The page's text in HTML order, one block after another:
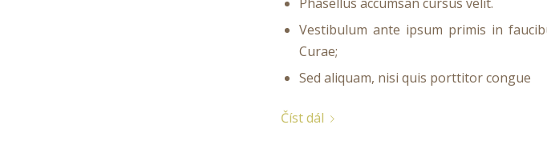
Vestibulum ante ipsum primis in
Curae;
Sed aliquam, nisi quis porttitor congue
Číst dál